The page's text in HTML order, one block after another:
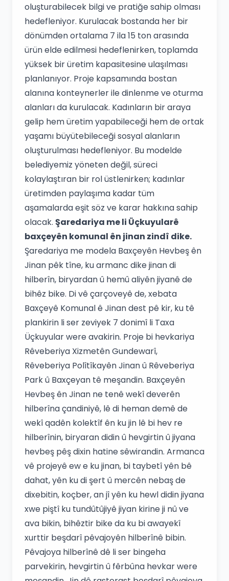
oluşturabilecek bilgi ve pratiğe sahip olması
hedefleniyor. Kurulacak bostanda her bir
dönümden ortalama 7 ila 15 ton arasında
ürün elde edilmesi hedeflenirken, toplamda
yüksek bir üretim kapasitesine ulaşılması
planlanıyor. Proje kapsamında bostan
alanına konteynerler ile dinlenme ve oturma
alanları da kurulacak. Kadınların bir araya
gelip hem üretim yapabileceği hem de ortak
yaşamı büyütebileceği sosyal alanların
oluşturulması hedefleniyor. Bu modelde
belediyemiz yöneten değil, süreci
kolaylaştıran bir rol üstlenirken; kadınlar
üretimden paylaşıma kadar tüm
aşamalarda eşit söz ve karar hakkına sahip
olacak. Şaredariya me li Üçkuyularê
baxçeyên komunal ên jinan zindî dike.
Şaredariya me modela Baxçeyên Hevbeş ên
Jinan pêk tîne, ku armanc dike jinan di
hilberîn, biryardan û hemû aliyên jiyanê de
bihêz bike. Di vê çarçoveyê de, xebata
Baxçeyê Komunal ê Jinan dest pê kir, ku tê
plankirin li ser zeviyek 7 donimî li Taxa
Üçkuyular were avakirin. Proje bi hevkariya
Rêveberiya Xizmetên Gundewarî,
Rêveberiya Polîtîkayên Jinan û Rêveberiya
Park û Baxçeyan tê meşandin. Baxçeyên
Hevbeş ên Jinan ne tenê wekî deverên
hilberîna çandiniyê, lê di heman demê de
wekî qadên kolektîf ên ku jin lê bi hev re
hilberînin, biryaran didin û hevgirtin û jiyana
hevbeş pêş dixin hatine sêwirandin. Armanca
vê projeyê ew e ku jinan, bi taybetî yên bê
dahat, yên ku di şert û mercên nebaş de
dixebitin, koçber, an jî yên ku hewl didin jiyana
xwe piştî ku tundûtûjiyê jiyan kirine ji nû ve
ava bikin, bihêztir bike da ku bi awayekî
xurttir beşdarî pêvajoyên hilberînê bibin.
Pêvajoya hilberînê dê li ser bingeha
parvekirin, hevgirtin û fêrbûna hevkar were